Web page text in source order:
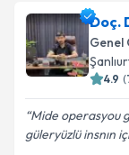
Doç.
Genel
4.9 (
Mide operasyou
güleryüzlü insnın